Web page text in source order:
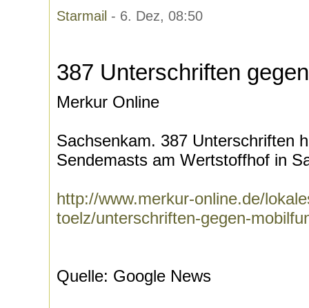
Starmail - 6. Dez, 08:50
387 Unterschriften
Merkur Online
Sachsenkam. 387 Unterschriften
Sendemasts am Wertstoffhof in
http://www.merkur-online.de/
toelz/unterschriften-gegen-
Quelle: Google News